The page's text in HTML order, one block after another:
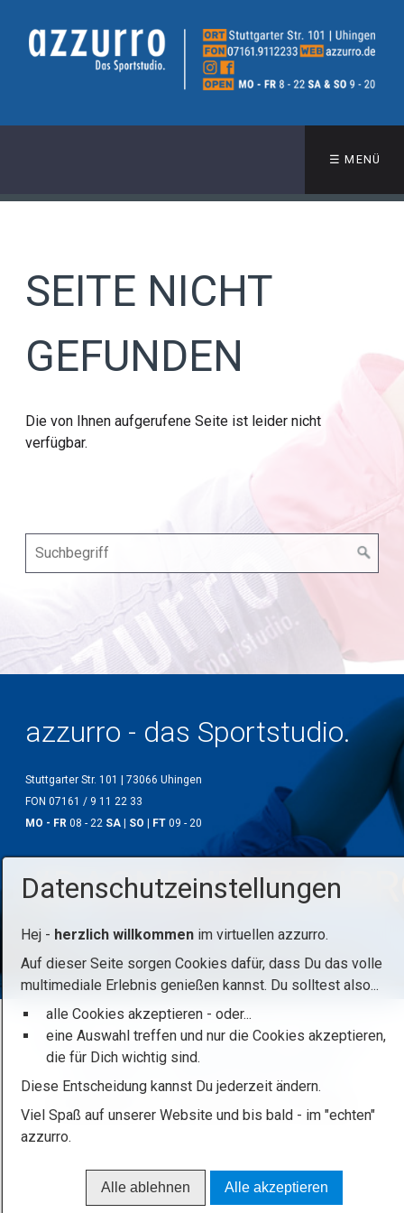
☰ MENÜ
SEITE NICHT
GEFUNDEN
Die von Ihnen aufgerufene Seite ist leider nicht
verfügbar.
azzurro - das Sportstudio.
Stuttgarter Str. 101 | 73066 Uhingen
FON 07161 / 9 11 22 33
MO - FR 08 - 22 SA | SO | FT 09 - 20
Startseite Kontakt Beratungstraining
Impressum
Erklärung zur Barrierefreiheit
© 2026 azzurro - das Sportstudio / HaJü Steger
Datenschutzeinstellungen
Hej - herzlich willkommen im virtuellen azzurro.
Auf dieser Seite sorgen Cookies dafür, dass Du das volle
multimediale Erlebnis genießen kannst. Du solltest also...
alle Cookies akzeptieren - oder...
eine Auswahl treffen und nur die Cookies akzeptieren,
die für Dich wichtig sind.
Diese Entscheidung kannst Du jederzeit ändern.
Viel Spaß auf unserer Website und bis bald - im "echten"
azzurro.
Alle ablehnen Alle akzeptieren